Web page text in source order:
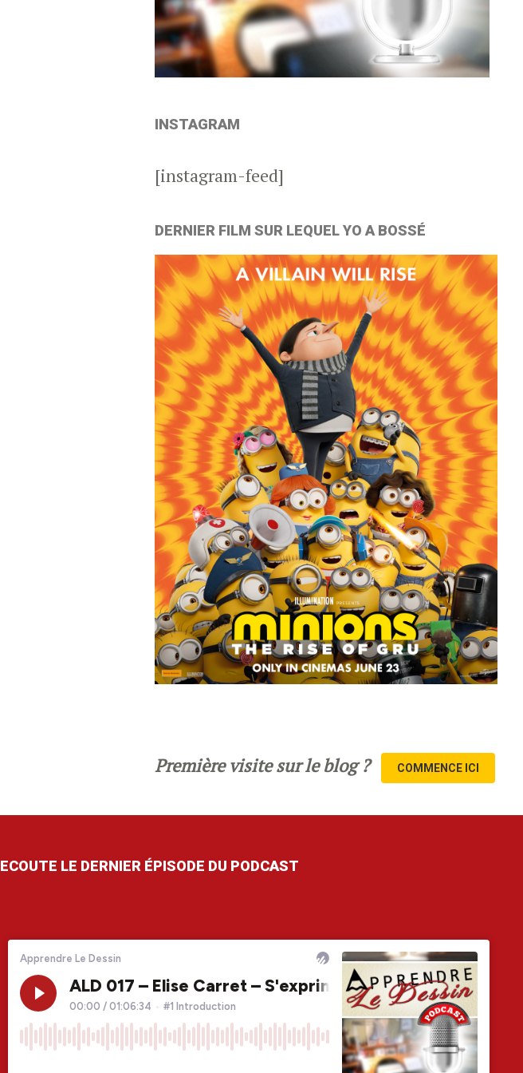
INSTAGRAM
[instagram-feed]
DERNIER FILM SUR LEQUEL YO A BOSSÉ
Première visite sur le blog ? COMMENCE ICI
ECOUTE LE DERNIER ÉPISODE DU PODCAST